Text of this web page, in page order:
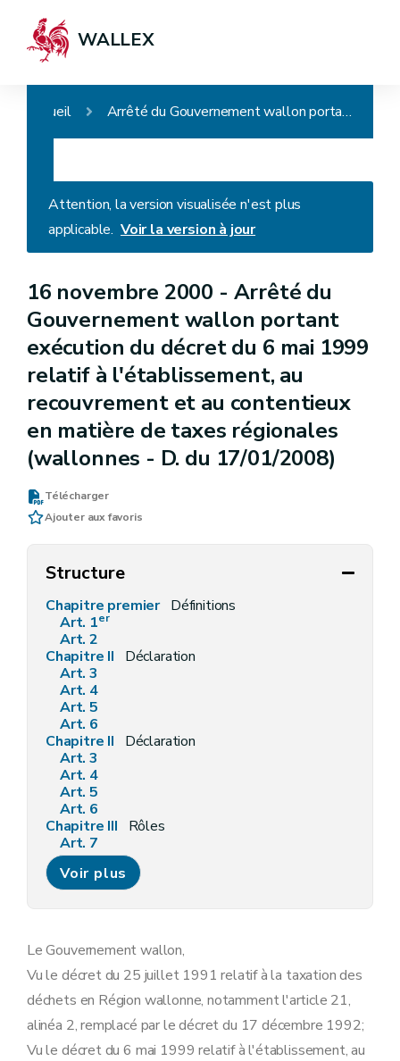
WALLEX
Accueil Arrêté du Gouvernement wallon portant exécution du décret du 6 mai 1999 relatif à l'établissement, au recouvrement et au contentieux en matière de taxes régionales (wallonnes - D. du 17/01/2008)
Attention, la version visualisée n'est plus
applicable. Voir la version à jour
16 novembre 2000 - Arrêté du
Gouvernement wallon portant
exécution du décret du 6 mai 1999
relatif à l'établissement, au
recouvrement et au contentieux
en matière de taxes régionales
(wallonnes - D. du 17/01/2008)
Télécharger
Ajouter aux favoris
Structure
Chapitre premier Définitions
Art. 1er
Art. 2
Chapitre II
Déclaration
Art. 3
Art. 4
Art. 5
Art. 6
Chapitre II
Déclaration
Art. 3
Art. 4
Art. 5
Art. 6
Chapitre III
Rôles
Art. 7
Art. 8
Chapitre III
Rôles
Art. 7
Art. 9
Voies de recours
Art. 9
Chapitre V Intérêts
Chapitre VI Paiements et quittances
Art. 11
Voir plus
Le Gouvernement wallon,
Vu le décret du 25 juillet 1991 relatif à la taxation des
déchets en Région wallonne, notamment l'article 21,
alinéa 2, remplacé par le décret du 17 décembre 1992;
Vu le décret du 6 mai 1999 relatif à l'établissement, au